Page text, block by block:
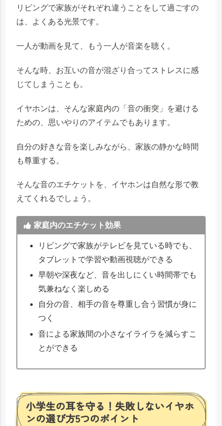
リビングで家族がそれぞれ違うことをして過ごすの
は、よくある光景です。
一人が動画を見て、もう一人が音楽を聴く。
そんな時、お互いの音が混ざり合ってストレスに感
じてしまうことも。
イヤホンは、そんな家庭内の「音の衝突」を避ける
ための、思いやりのアイテムでもあります。
自分の好きな音を楽しみながら、家族の静かな時間
も尊重する。
そんな音のエチケットを、イヤホンは自然な形で教
えてくれるでしょう。
家庭内のエチケット効果
リビングで家族がテレビを見ている時でも、
タブレットで学習や動画視聴ができる
早朝や深夜など、音を出しにくい時間帯でも
気兼ねなく楽しめる
自分の音、相手の音を尊重し合う習慣が身に
つく
音による家族間の小さなイライラを減らすこ
とができる
小学生の耳を守る！失敗しないイヤホ
ンの選び方5つのポイント